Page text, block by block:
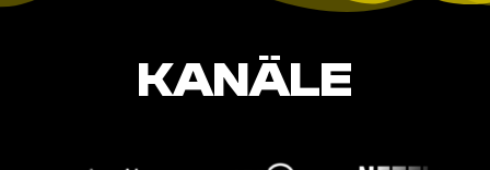
KANÄLE